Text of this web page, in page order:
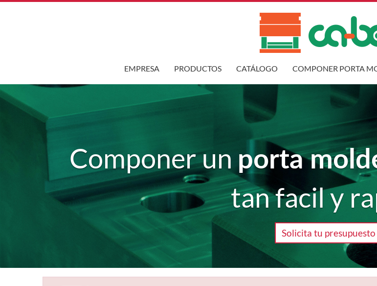
EMPRESA PRODUCTOS CATÁLOGO COMPONER PORTA
Componer un porta
tan facil y
Solicita tu presupuesto